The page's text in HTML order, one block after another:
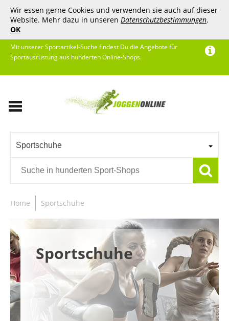
Wir essen gerne Cookies und verwenden sie auch auf dieser
Website. Mehr dazu in unseren Datenschutzbestimmungen.
OK
Mit unserer Sportartikel-Suche findest Du die Angebote für
Sportausrüstung aus hunderten Online-Shops.
Sportschuhe
Home Sportschuhe
Sportschuhe